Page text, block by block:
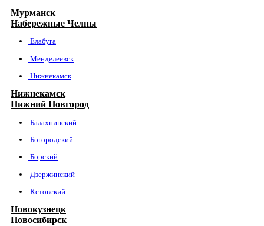
Мурманск
Набережные Челны
Елабуга
Менделеевск
Нижнекамск
Нижнекамск
Нижний Новгород
Балахнинский
Богородский
Борский
Дзержинский
Кстовский
Новокузнецк
Новосибирск